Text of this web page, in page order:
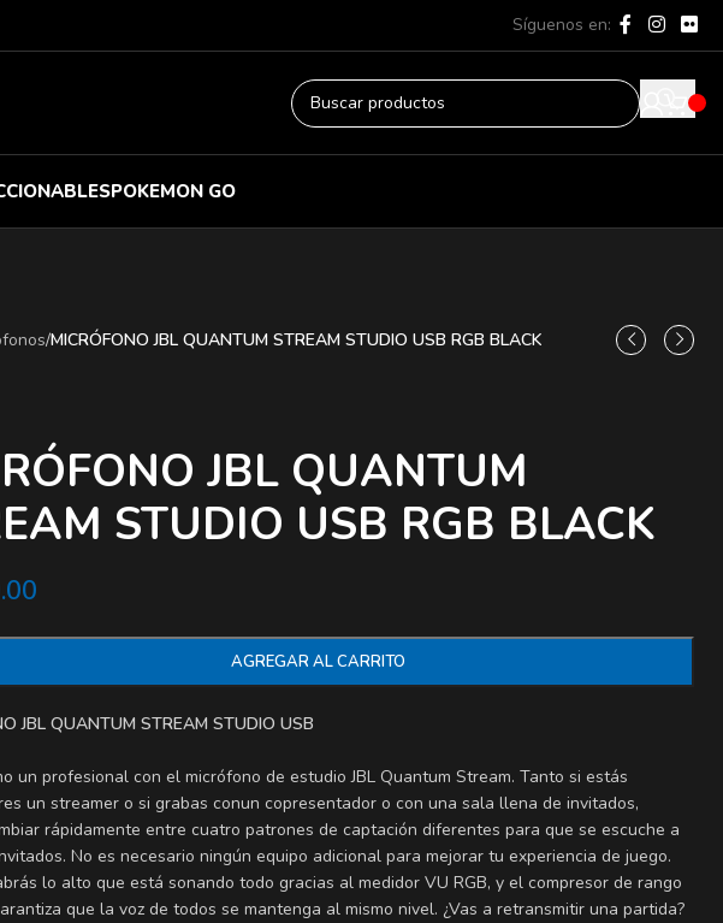
Síguenos en:
POKEMON GO
/MICRÓFONO JBL QUANTUM STREAM STUDIO USB RGB BLACK
JBL QUANTUM
STUDIO USB RGB BLACK
AGREGAR AL CARRITO
JBL QUANTUM STREAM STUDIO USB
un profesional con el micrófono de estudio JBL Quantum Stream. Tanto si estás
un streamer o si grabas conun copresentador o con una sala llena de invitados,
rápidamente entre cuatro patrones de captación diferentes para que se escuche a
No es necesario ningún equipo adicional para mejorar tu experiencia de juego.
lo alto que está sonando todo gracias al medidor VU RGB, y el compresor de rango
que la voz de todos se mantenga al mismo nivel. ¿Vas a retransmitir una partida?